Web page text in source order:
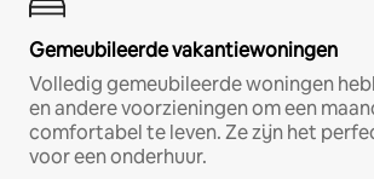
Gemeubileerde vakantiewoningen
Volledig gemeubileerde woningen
en andere voorzieningen om een
comfortabel te leven. Ze zijn het
voor een onderhuur.